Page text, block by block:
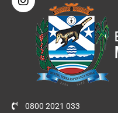
0800 2021 033